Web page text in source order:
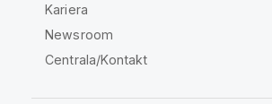
Kariera
Newsroom
Centrala/Kontakt